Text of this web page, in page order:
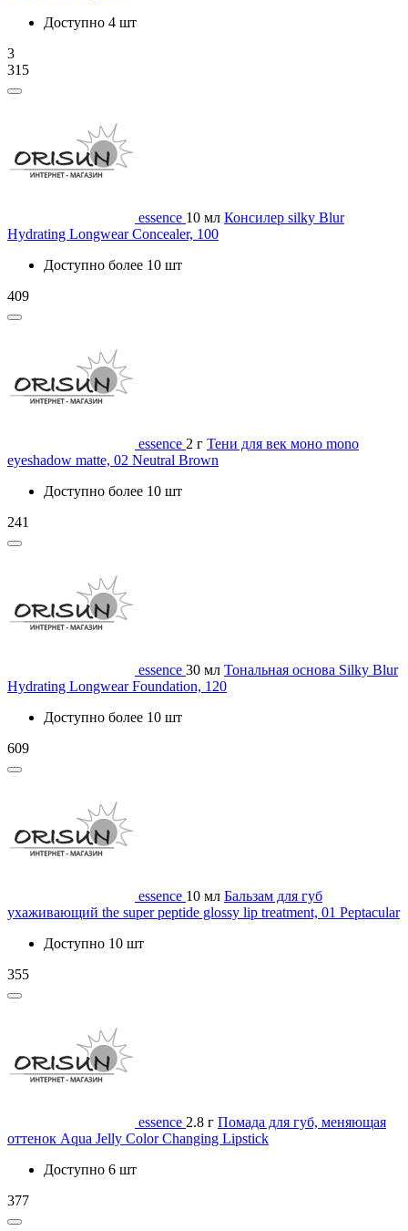
Доступно 4 шт
3
315
essence 10 мл Консилер silky Blur
Hydrating Longwear Concealer, 100
Доступно более 10 шт
409
essence 2 г Тени для век моно mono
eyeshadow matte, 02 Neutral Brown
Доступно более 10 шт
241
essence 30 мл Тональная основа Silky Blur
Hydrating Longwear Foundation, 120
Доступно более 10 шт
609
essence 10 мл Бальзам для губ
ухаживающий the super peptide glossy lip treatment, 01 Peptacular
Доступно 10 шт
355
essence 2.8 г Помада для губ, меняющая
оттенок Aqua Jelly Color Changing Lipstick
Доступно 6 шт
377